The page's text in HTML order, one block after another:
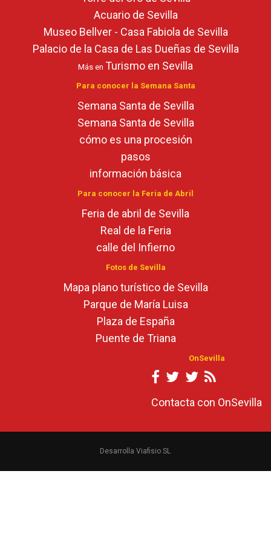
Acuario de Sevilla
Museo Bellver - Casa Fabiola de Sevilla
Palacio de la Casa de Las Dueñas de Sevilla
Más en Turismo en Sevilla
Para conocer la Semana Santa
Semana Santa de Sevilla
Semana Santa de Sevilla
cómo es una procesión
pasos
información básica
Para conocer la Feria de Abril
Feria de abril de Sevilla
Real de la Feria
calle del Infierno
Fotos de Sevilla
Mapa plano turístico de Sevilla
Parque de María Luisa
Plaza de España
Puente de Triana
OnSevilla
Contacta con OnSevilla
Desarrolla Viafisio SL